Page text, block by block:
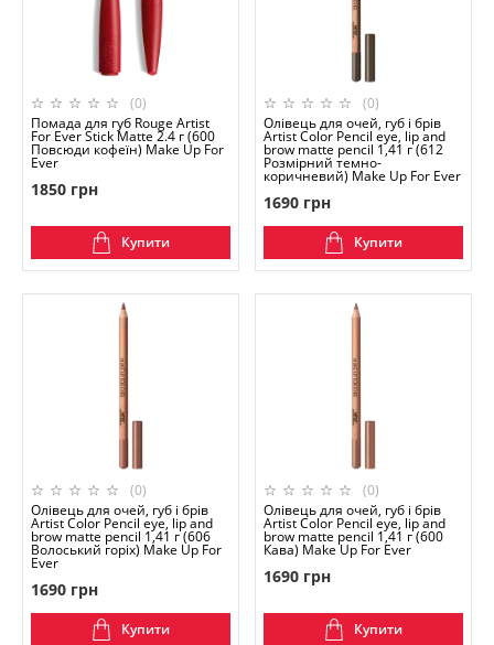
(0)
Помада для губ Rouge Artist
For Ever Stick Matte 2.4 г (600
Повсюди кофеїн) Make Up For
Ever
1850 грн
Купити
(0)
Олівець для очей, губ і брів
Artist Color Pencil eye, lip and
brow matte pencil 1,41 г (612
Розмірний темно-
коричневий) Make Up For Ever
1690 грн
Купити
(0)
Олівець для очей, губ і брів
Artist Color Pencil eye, lip and
brow matte pencil 1,41 г (606
Волоський горіх) Make Up For
Ever
1690 грн
Купити
(0)
Олівець для очей, губ і брів
Artist Color Pencil eye, lip and
brow matte pencil 1,41 г (600
Кава) Make Up For Ever
1690 грн
Купити